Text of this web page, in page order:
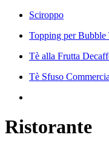
Sciroppo
Topping per Bubble
Tè alla Frutta
Tè Sfuso
Ristorante